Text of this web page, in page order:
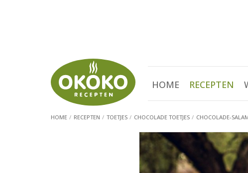
HOME RECEPTEN
HOME RECEPTEN TOETJES CHOCOLADE TOETJES CHOCOLADE-